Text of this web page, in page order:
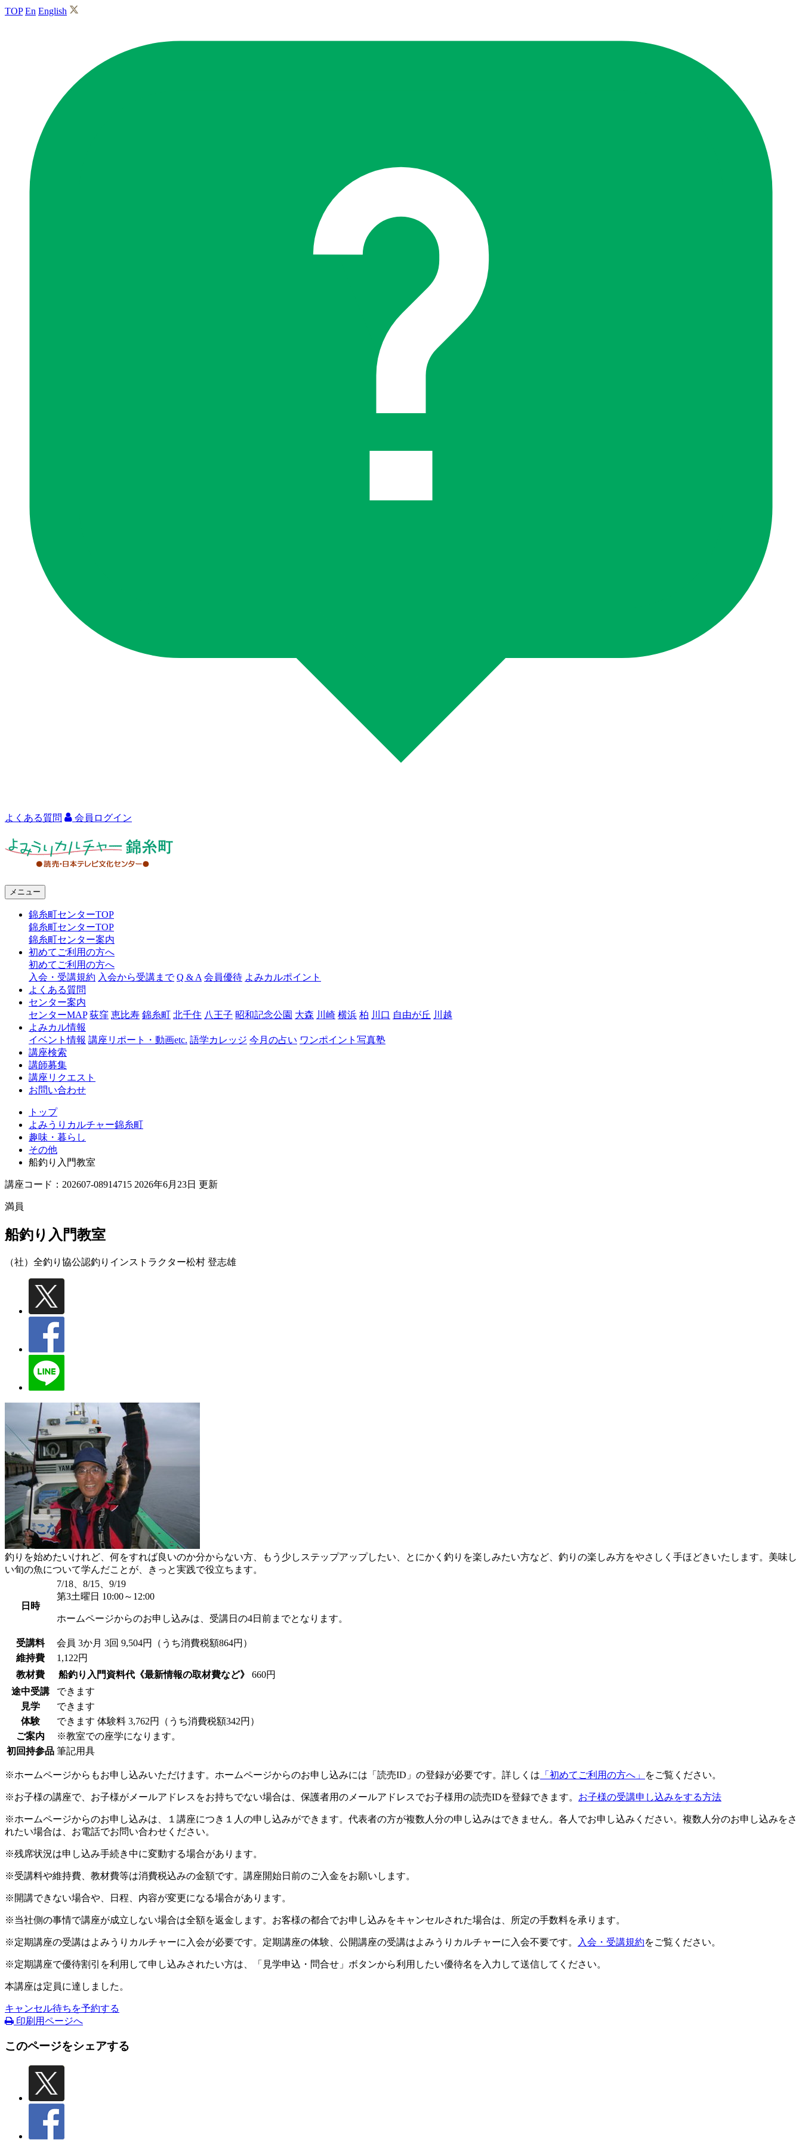
TOP En English
よくある質問 会員ログイン
ャ
錦
糸
メニュー
錦糸町センターTOP
錦糸町センターTOP
錦糸町センター案内
初めてご利用の方へ
初めてご利用の方へ
入会・受講規約 入会から受講まで Q & A 会員優待 よみカルポイント
よくある質問
センター案内
センターMAP 荻窪 恵比寿 錦糸町 北千住 八王子 昭和記念公園 大森 川崎 横浜 柏 川口 自由が丘 川越
よみカル情報
イベント情報 講座リポート・動画etc. 語学カレッジ 今月の占い ワンポイント写真塾
講座検索
講師募集
講座リクエスト
お問い合わせ
トップ
よみうりカルチャー錦糸町
趣味・暮らし
その他
船釣り入門教室
講座コード：202607-08914715 2026年6月23日 更新
満員
船釣り入門教室
（社）全釣り協公認釣りインストラクター松村 登志雄
釣りを始めたいけれど、何をすれば良いのか分からない方、もう少しステップアップしたい、とにかく釣りを楽しみたい方など、釣りの楽しみ方をやさしく手ほどきいたします。美味し
い旬の魚について学んだことが、きっと実践で役立ちます。
日時
7/18、8/15、9/19
第3土曜日 10:00～12:00
ホームページからのお申し込みは、受講日の4日前までとなります。
受講料 会員 3か月 3回 9,504円（うち消費税額864円）
維持費
1,122円
教材費
船釣り入門資料代《最新情報の取材費など》
660円
途中受講
できます
見学
できます
体験
できます 体験料 3,762円（うち消費税額342円）
ご案内
※教室での座学になります。
初回持参品 筆記用具
※ホームページからもお申し込みいただけます。ホームページからのお申し込みには「読売ID」の登録が必要です。詳しくは 「初めてご利用の方へ」 をご覧ください。
※お子様の講座で、お子様がメールアドレスをお持ちでない場合は、保護者用のメールアドレスでお子様用の読売IDを登録できます。 お子様の受講申し込みをする方法
※ホームページからのお申し込みは、１講座につき１人の申し込みができます。代表者の方が複数人分の申し込みはできません。各人でお申し込みください。複数人分のお申し込みをさ
れたい場合は、お電話でお問い合わせください。
※残席状況は申し込み手続き中に変動する場合があります。
※受講料や維持費、教材費等は消費税込みの金額です。講座開始日前のご入金をお願いします。
※開講できない場合や、日程、内容が変更になる場合があります。
※当社側の事情で講座が成立しない場合は全額を返金します。お客様の都合でお申し込みをキャンセルされた場合は、所定の手数料を承ります。
※定期講座の受講はよみうりカルチャーに入会が必要です。定期講座の体験、公開講座の受講はよみうりカルチャーに入会不要です。 入会・受講規約をご覧ください。
※定期講座で優待割引を利用して申し込みされたい方は、「見学申込・問合せ」ボタンから利用したい優待名を入力して送信してください。
本講座は定員に達しました。
キャンセル待ちを予約する
印刷用ページへ
このページをシェアする